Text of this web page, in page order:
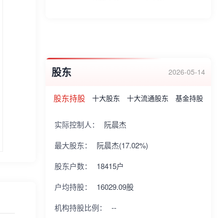
股东 2026-05-14
股东持股 十大股东 十大流通股东 基金持股
实际控制人：
阮晨杰
最大股东：
阮晨杰(17.02%)
股东户数：
18415户
户均持股：
16029.09股
机构持股比例：
--